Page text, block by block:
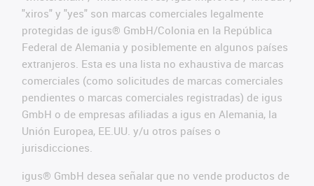
"xiros" y "yes" son marcas comerciales legalmente
protegidas de igus® GmbH/Colonia en la República
Federal de Alemania y posiblemente en algunos países
extranjeros. Esta es una lista no exhaustiva de marcas
comerciales (como solicitudes de marcas comerciales
pendientes o marcas comerciales registradas) de igus
GmbH o de empresas afiliadas a igus en Alemania, la
Unión Europea, EE.UU. y/u otros países o
jurisdicciones.
igus® GmbH desea señalar que no vende productos de